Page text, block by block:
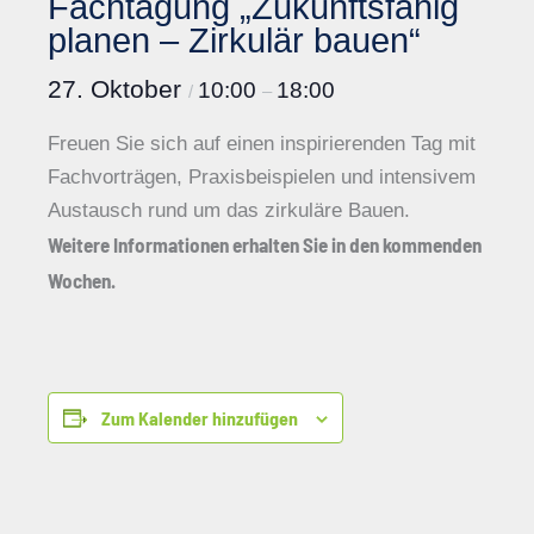
planen – Zirkulär bauen“
27. Oktober / 10:00 – 18:00
Freuen Sie sich auf einen inspirierenden Tag mit
Fachvorträgen, Praxisbeispielen und intensivem
Austausch rund um das zirkuläre Bauen.
Weitere Informationen erhalten Sie in den kommenden
Wochen.
Zum Kalender hinzufügen